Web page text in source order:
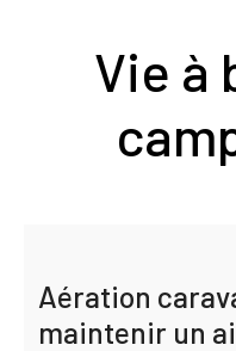
Vie à
Aération
maintenir un